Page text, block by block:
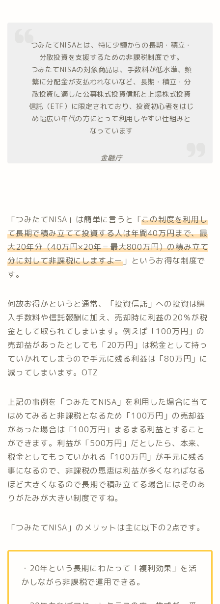
つみたてNISAとは、特に少額からの長期・積立・
分散投資を支援するための非課税制度です。
つみたてNISAの対象商品は、手数料が低水準、頻
繁に分配金が支払われないなど、長期・積立・分
散投資に適した公募株式投資信託と上場株式投資
信託（ETF）に限定されており、投資初心者をはじ
め幅広い年代の方にとって利用しやすい仕組みと
なっています
金融庁
「つみたてNISA」は簡単に言うと「この制度を利用し
て長期で積み立てて投資する人は年間40万円まで、最
大20年分（40万円×20年＝最大800万円）の積み立て
分に対して非課税にしますよー 」というお得な制度で
す。
何故お得かというと通常、「投資信託」への投資は購
入手数料や信託報酬に加え、売却時に利益の20％が税
金として取られてしまいます。例えば「100万円」の
売却益があったとしても「20万円」は税金として持っ
ていかれてしまうので手元に残る利益は「80万円」に
減ってしまいます。OTZ
上記の事例を「つみたてNISA」を利用した場合に当て
はめてみると非課税となるため「100万円」の売却益
があった場合は「100万円」まるまる利益とすること
ができます。利益が「500万円」だとしたら、本来、
税金としてもっていかれる「100万円」が手元に残る
事になるので、非課税の恩恵は利益が多くなればなる
ほど大きくなるので長期で積み立てる場合にはそのあ
りがたみが大きい制度ですね。
「つみたてNISA」のメリットは主に以下の2点です。
・20年という長期にわたって「複利効果」を活
かしながら非課税で運用できる。